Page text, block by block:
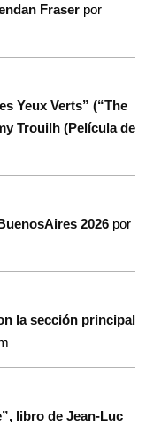
Fraser por
Yeux Verts” (“The
Trouilh (Película de
2026 por
la sección principal
libro de Jean-Luc